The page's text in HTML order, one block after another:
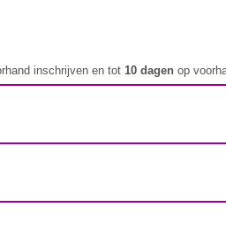
inschrijven en tot10 dagenop